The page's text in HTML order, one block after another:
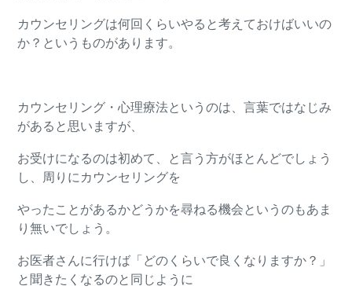
カウンセリングは何回くらいやると考えておけばいいの
か？というものがあります。
カウンセリング・心理療法というのは、言葉ではなじみ
があると思いますが、
お受けになるのは初めて、と言う方がほとんどでしょう
し、周りにカウンセリングを
やったことがあるかどうかを尋ねる機会というのもあま
り無いでしょう。
お医者さんに行けば「どのくらいで良くなりますか？」
と聞きたくなるのと同じように